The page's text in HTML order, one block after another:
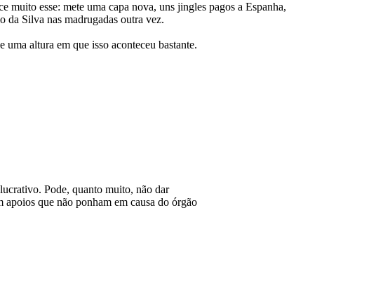
esse: mete uma capa nova, uns jingles pagos a Espanha,
da Silva nas madrugadas outra vez.
altura em que isso aconteceu bastante.
Pode, quanto muito, não dar
que não ponham em causa do órgão